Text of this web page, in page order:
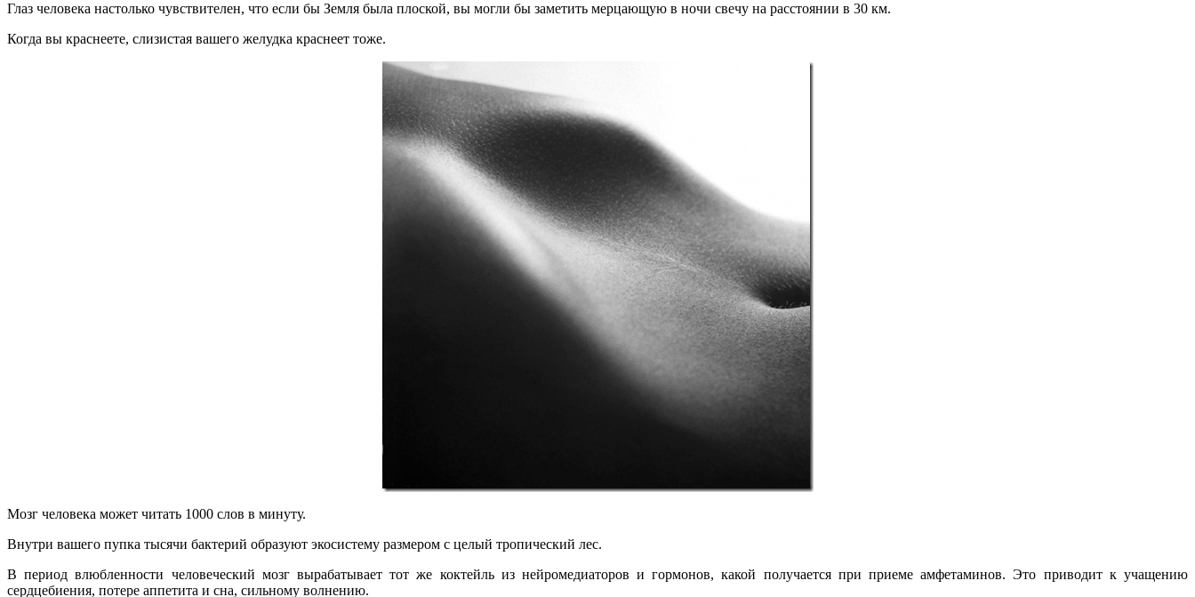
Глаз человека настолько чувствителен, что если бы Земля была плоской, вы могли бы заметить мерцающую в ночи свечу на расстоянии в 30 км.
Когда вы краснеете, слизистая вашего желудка краснеет тоже.
Мозг человека может читать 1000 слов в минуту.
Внутри вашего пупка тысячи бактерий образуют экосистему размером с целый тропический лес.
В период влюбленности человеческий мозг вырабатывает тот же коктейль из нейромедиаторов и гормонов, какой получается при приеме амфетаминов. Это приводит к учащению
сердцебиения, потере аппетита и сна, сильному волнению.